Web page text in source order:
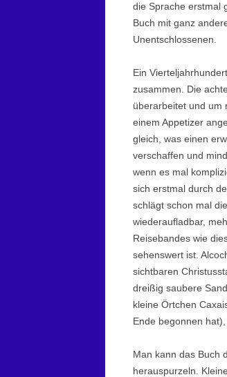
die Sprache erstmal
Buch mit ganz
Unentschlossenen.
Ein
zusammen. Die
überarbeitet und um
einem Appetizer
gleich, was einen
verschaffen und
wenn es mal
sich erstmal durch
schlägt schon mal
wiederaufladbar,
Reisebandes wie
sehenswert ist.
sichtbaren
dreißig saubere
kleine Örtchen
Ende begonnen
Man kann das Buch
herauspurzeln.